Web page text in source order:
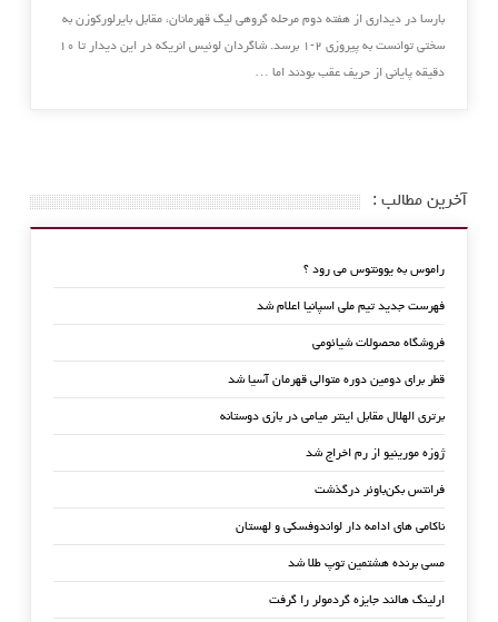
بارسا در دیداری از هفته دوم مرحله گروهی لیگ قهرمانان، مقابل بایرلورکوزن به
سختی توانست به پیروزی ۲-۱ برسد. شاگردان لوئیس انریکه در این دیدار تا ۱۰
دقیقه پایانی از حریف عقب بودند اما …
آخرین مطالب :
راموس به یوونتوس می رود ؟
فهرست جدید تیم ملی اسپانیا اعلام شد
فروشگاه محصولات شیائومی
قطر برای دومین دوره متوالی قهرمان آسیا شد
برتری الهلال مقابل اینتر میامی در بازی دوستانه
ژوزه مورینیو از رم اخراج شد
فرانتس بکن‌باوئر درگذشت
ناکامی های ادامه دار لواندوفسکی و لهستان
مسی برنده هشتمین توپ طلا شد
ارلینگ هالند جایزه گردمولر را گرفت